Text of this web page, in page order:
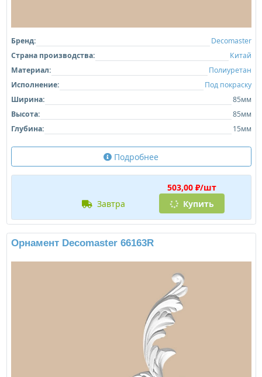
Бренд:
Decomaster
Страна производства:
Китай
Материал:
Полиуретан
Исполнение:
Под покраску
Ширина:
85мм
Высота:
85мм
Глубина:
15мм
Подробнее
503,00 ₽/шт
завтра
Купить
Орнамент Decomaster 66163R